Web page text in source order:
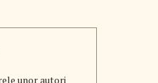
unor autori